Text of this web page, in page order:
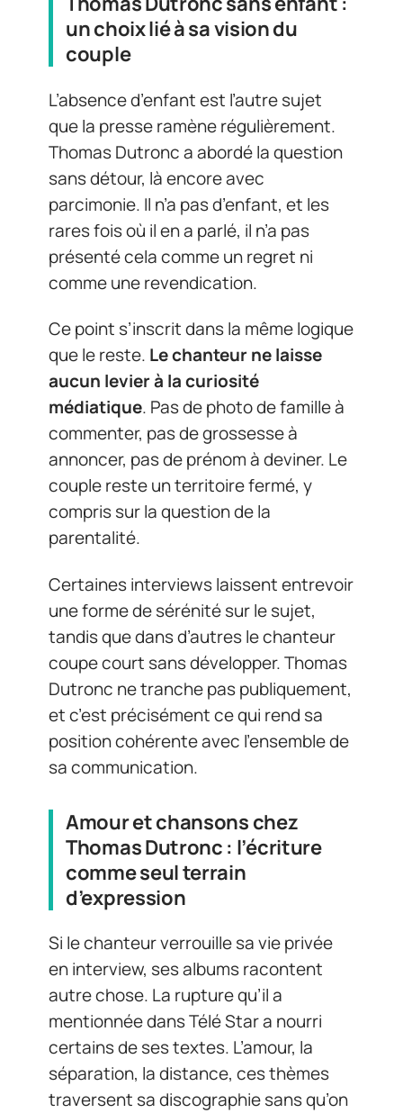
un choix lié à sa vision du
couple
L’absence d’enfant est l’autre sujet
que la presse ramène régulièrement.
Thomas Dutronc a abordé la question
sans détour, là encore avec
parcimonie. Il n’a pas d’enfant, et les
rares fois où il en a parlé, il n’a pas
présenté cela comme un regret ni
comme une revendication.
Ce point s’inscrit dans la même logique
que le reste. Le chanteur ne laisse
aucun levier à la curiosité
médiatique. Pas de photo de famille à
commenter, pas de grossesse à
annoncer, pas de prénom à deviner. Le
couple reste un territoire fermé, y
compris sur la question de la
parentalité.
Certaines interviews laissent entrevoir
une forme de sérénité sur le sujet,
tandis que dans d’autres le chanteur
coupe court sans développer. Thomas
Dutronc ne tranche pas publiquement,
et c’est précisément ce qui rend sa
position cohérente avec l’ensemble de
sa communication.
Amour et chansons chez
Thomas Dutronc : l’écriture
comme seul terrain
d’expression
Si le chanteur verrouille sa vie privée
en interview, ses albums racontent
autre chose. La rupture qu’il a
mentionnée dans Télé Star a nourri
certains de ses textes. L’amour, la
séparation, la distance, ces thèmes
traversent sa discographie sans qu’on